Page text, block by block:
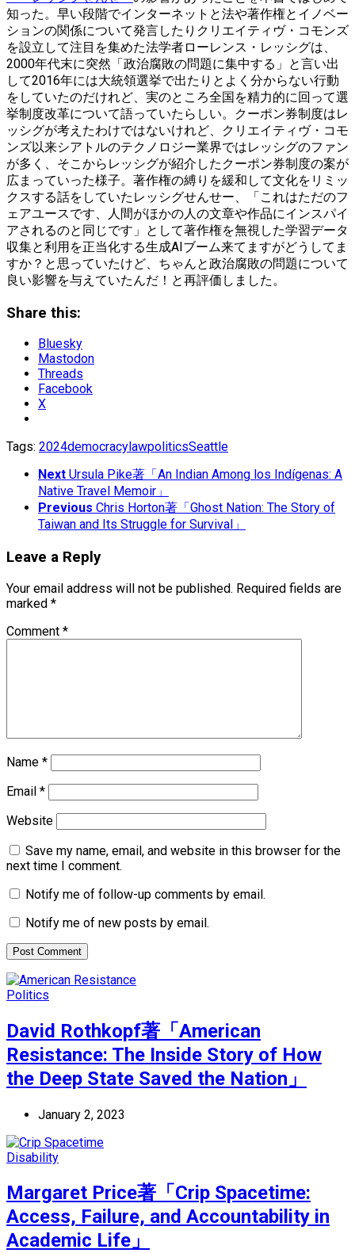
知った。早い段階でインターネットと法や著作権とイノベー
ションの関係について発言したりクリエイティヴ・コモンズ
を設立して注目を集めた法学者ローレンス・レッシグは、
2000年代末に突然「政治腐敗の問題に集中する」と言い出
して2016年には大統領選挙で出たりとよく分からない行動
をしていたのだけれど、実のところ全国を精力的に回って選
挙制度改革について語っていたらしい。クーポン券制度はレ
ッシグが考えたわけではないけれど、クリエイティヴ・コモ
ンズ以来シアトルのテクノロジー業界ではレッシグのファン
が多く、そこからレッシグが紹介したクーポン券制度の案が
広まっていった様子。著作権の縛りを緩和して文化をリミッ
クスする話をしていたレッシグせんせー、「これはただのフ
ェアユースです、人間がほかの人の文章や作品にインスパイ
アされるのと同じです」として著作権を無視した学習データ
収集と利用を正当化する生成AIブーム来てますがどうしてま
すか？と思っていたけど、ちゃんと政治腐敗の問題について
良い影響を与えていたんだ！と再評価しました。
Share this:
Bluesky
Mastodon
Threads
Facebook
X
Tags: 2024democracy lawpoliticsSeattle
Next Ursula Pike著「An Indian Among los Indígenas: A
Native Travel Memoir」
Previous Chris Horton著「Ghost Nation: The Story of
Taiwan and Its Struggle for Survival」
Leave a Reply
Your email address will not be published. Required fields are
marked *
Comment *
Name *
Email *
Website
Save my name, email, and website in this browser for the
next time I comment.
Notify me of follow-up comments by email.
Notify me of new posts by email.
Politics
David Rothkopf著「American
Resistance: The Inside Story of How
the Deep State Saved the Nation」
January 2, 2023
Disability
Margaret Price著「Crip Spacetime:
Access, Failure, and Accountability in
Academic Life」